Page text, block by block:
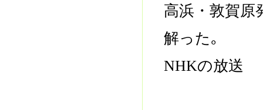
高浜・敦賀原
解った｡
NHKの放送